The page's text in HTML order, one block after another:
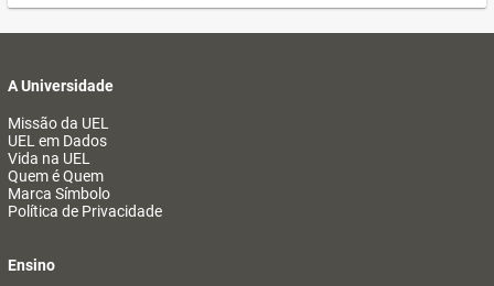
A Universidade
Missão da UEL
UEL em Dados
Vida na UEL
Quem é Quem
Marca Símbolo
Política de Privacidade
Ensino